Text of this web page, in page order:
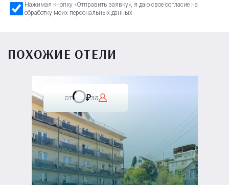
Нажимая кнопку «Отправить заявку», я даю свое согласие на
обработку моих персональных данных
ПОХОЖИЕ ОТЕЛИ
от за